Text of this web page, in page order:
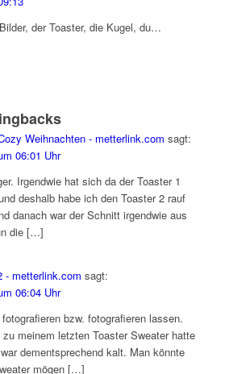
der Toaster, die Kugel, du…
Weihnachten - metterlink.com sagt:
06:01 Uhr
Irgendwie hat sich da der Toaster 1
deshalb habe ich den Toaster 2 rauf
danach war der Schnitt irgendwie aus
die […]
- metterlink.com sagt:
06:04 Uhr
bzw. fotografieren lassen.
meinem letzten Toaster Sweater hatte
dementsprechend kalt. Man könnte
mögen […]